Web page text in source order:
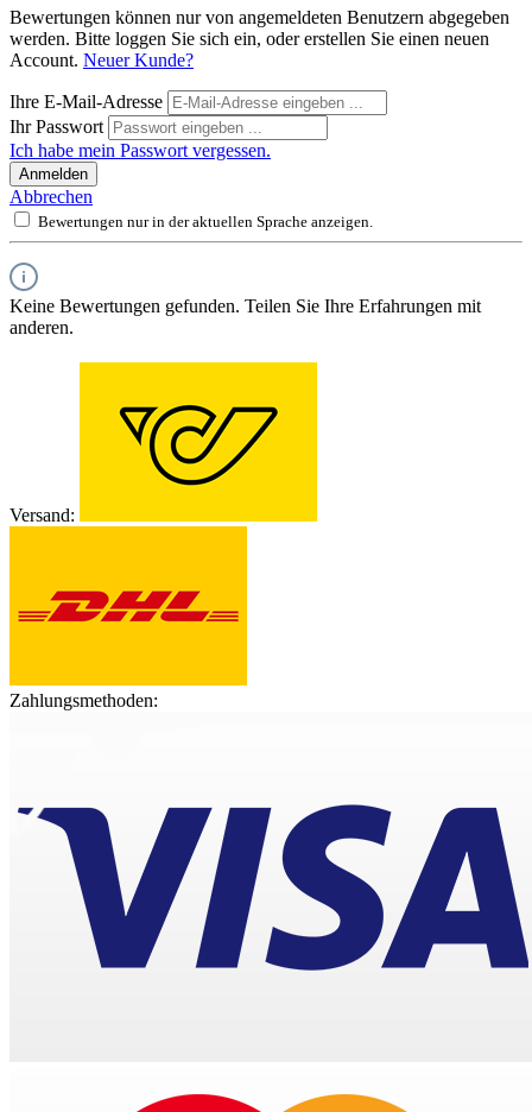
Bewertungen können nur von angemeldeten Benutzern abgegeben
werden. Bitte loggen Sie sich ein, oder erstellen Sie einen neuen
Account. Neuer Kunde?
Ihre E-Mail-Adresse
Ihr Passwort
Ich habe mein Passwort vergessen.
Anmelden
Abbrechen
Bewertungen nur in der aktuellen Sprache anzeigen.
Keine Bewertungen gefunden. Teilen Sie Ihre Erfahrungen mit
anderen.
Versand:
Zahlungsmethoden: